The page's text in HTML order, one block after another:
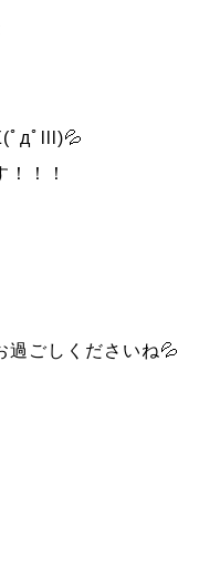
ﾟдﾟlll)💦
！！
過ごしくださいね💦